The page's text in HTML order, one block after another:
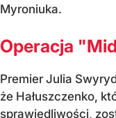
Myroniuka.
Operacja
Premier Julia
że Hałuszczenko,
sprawiedliwości,